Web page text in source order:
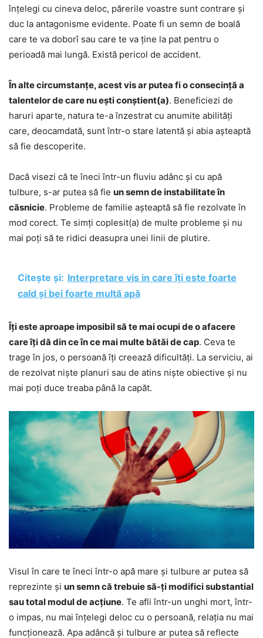
înțelegi cu cineva deloc, părerile voastre sunt contrare și
duc la antagonisme evidente. Poate fi un semn de boală
care te va doborî sau care te va ține la pat pentru o
perioadă mai lungă. Există pericol de accident.
În alte circumstanțe, acest vis ar putea fi o consecință a
talentelor de care nu ești conștient(a). Beneficiezi de
haruri aparte, natura te-a înzestrat cu anumite abilități
care, deocamdată, sunt într-o stare latentă și abia așteaptă
să fie descoperite.
Dacă visezi că te îneci într-un fluviu adânc și cu apă
tulbure, s-ar putea să fie un semn de instabilitate în
căsnicie. Probleme de familie așteaptă să fie rezolvate în
mod corect. Te simți coplesit(a) de multe probleme și nu
mai poți să te ridici deasupra unei linii de plutire.
Citește și: Interpretare vis in care îți este foarte
cald și bei foarte multă apă
Îți este aproape imposibil să te mai ocupi de o afacere
care îți dă din ce în ce mai multe bătăi de cap. Ceva te
trage în jos, o persoană îți creează dificultăți. La serviciu, ai
de rezolvat niște planuri sau de atins niște obiective și nu
mai poți duce treaba până la capăt.
Visul în care te îneci într-o apă mare și tulbure ar putea să
reprezinte și un semn că trebuie să-ți modifici substantial
sau total modul de acțiune. Te afli într-un unghi mort, într-
o impas, nu mai înțelegi deloc cu o persoană, relația nu mai
funcționează. Apa adâncă și tulbure ar putea să reflecte